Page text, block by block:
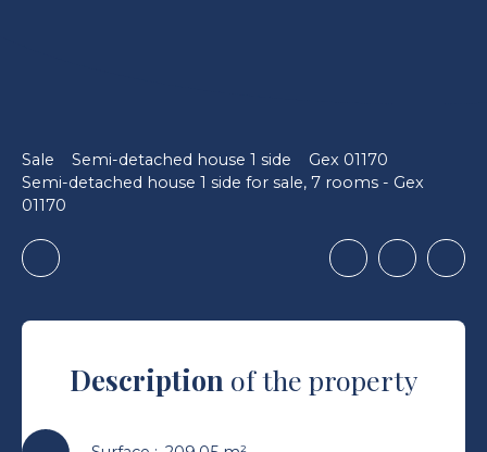
Sale Semi-detached house 1 side
Gex 01170
Semi-detached house 1 side for sale, 7 rooms - Gex
01170
Description of the property